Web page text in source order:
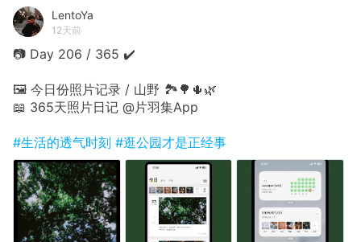
LentoYa
12天前
📷 Day 206 / 365 ✔️
🖼 今日份照片记录 / 山野 🏞🌳🌵🌿
📖 365天照片日记 @片羽集App
#生活的透气时刻 #逛公园才是正经事